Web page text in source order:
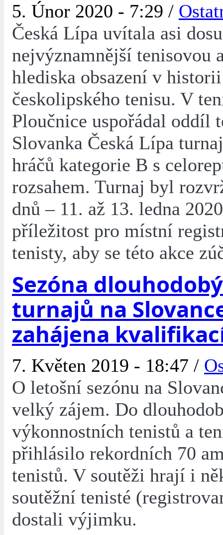
5. Únor 2020 - 7:29 /
Česká Lípa uvítala asi
nejvýznamnější tenisovou
hlediska obsazení v historii
českolipského tenisu. V
Ploučnice uspořádal oddíl
Slovanka Česká Lípa
hráčů kategorie B s
rozsahem. Turnaj byl
dnů – 11. až 13. ledna
příležitost pro místní
tenisty, aby se této akce
Sezóna
turnajů na
zahájena
7. Květen 2019 - 18:47 /
O letošní sezónu na
velký zájem. Do
výkonnostních tenistů a
přihlásilo rekordních 70
tenistů. V soutěži hrají i
soutěžní tenisté
dostali výjimku.